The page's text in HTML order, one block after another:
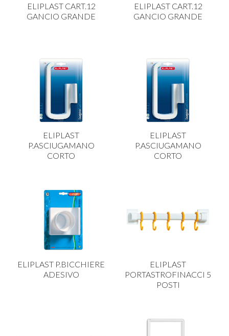
CARTA
FIORI ARTIFICIALI
FONDUES E PIETRE OLLARI
IL COCCIO
LA PASTA
OGGETTISTICA
PASTICCERIA
PICCOLI ELETTRODOMESTICI
PLASTICA IN CUCINA
PORCELLANA
PULIZIA E IGIENE
ELIPLAST CART.12
GANCIO GRANDE
ELIPLAST CART.12
GANCIO GRANDE
ELIPLAST
P.ASCIUGAMANO
CORTO
ELIPLAST
P.ASCIUGAMANO
CORTO
ELIPLAST P.BICCHIERE
ADESIVO
ELIPLAST
PORTASTROFINACCI 5
POSTI